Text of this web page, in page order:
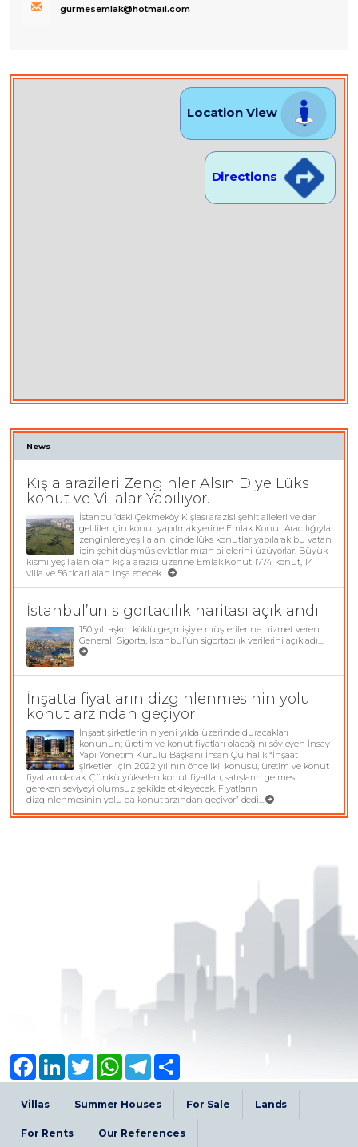
gurmesemlak@hotmail.com
Location View
Directions
News
Kışla arazileri Zenginler Alsın Diye Lüks
konut ve Villalar Yapılıyor.
İstanbul’daki Çekmeköy Kışlası arazisi şehit aileleri ve dar
gelililer için konut yapılmak yerine Emlak Konut Aracılığıyla
zenginlere yeşil alan içinde lüks konutlar yapılarak bu vatan
için şehit düşmüş evlatlarımızın ailelerini üzüyorlar. Büyük
kısmı yeşil alan olan kışla arazisi üzerine Emlak Konut 1774 konut, 141
villa ve 56 ticari alan inşa edecek....
İstanbul’un sigortacılık haritası açıklandı.
150 yılı aşkın köklü geçmişiyle müşterilerine hizmet veren
Generali Sigorta, İstanbul’un sigortacılık verilerini açıkladı....
İnşatta fiyatların dizginlenmesinin yolu
konut arzından geçiyor
İnşaat şirketlerinin yeni yılda üzerinde duracakları
konunun; üretim ve konut fiyatları olacağını söyleyen İnsay
Yapı Yönetim Kurulu Başkanı İhsan Çulhalık “İnşaat
şirketleri için 2022 yılının öncelikli konusu, üretim ve konut
fiyatları olacak. Çünkü yükselen konut fiyatları, satışların gelmesi
gereken seviyeyi olumsuz şekilde etkileyecek. Fiyatların
dizginlenmesinin yolu da konut arzından geçiyor” dedi....
Villas Summer Houses For Sale Lands
For Rents Our References
FacebookLinkedInTwitter WhatsAppTelegram